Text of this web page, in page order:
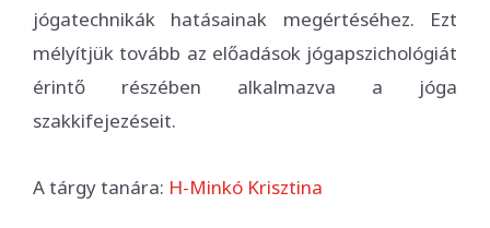
jógatechnikák hatásainak megértéséhez. Ezt
mélyítjük tovább az előadások jógapszichológiát
érintő részében alkalmazva a jóga
szakkifejezéseit.
A tárgy tanára: H-Minkó Krisztina